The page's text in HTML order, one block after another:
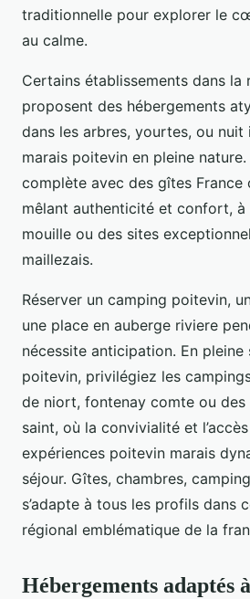
traditionnelle pour explorer le
au calme.
Certains établissements dans la
proposent des hébergements
dans les arbres, yourtes, ou nuit
marais poitevin en pleine nature.
complète avec des gîtes France
mêlant authenticité et confort, à
mouille ou des sites
maillezais.
Réserver un camping poitevin,
une place en auberge riviere
nécessite anticipation. En pleine
poitevin, privilégiez les
de niort, fontenay comte ou des
saint, où la convivialité et
expériences poitevin marais
séjour. Gîtes, chambres,
s’adapte à tous les profils dans
régional emblématique de la
Hébergements adaptés